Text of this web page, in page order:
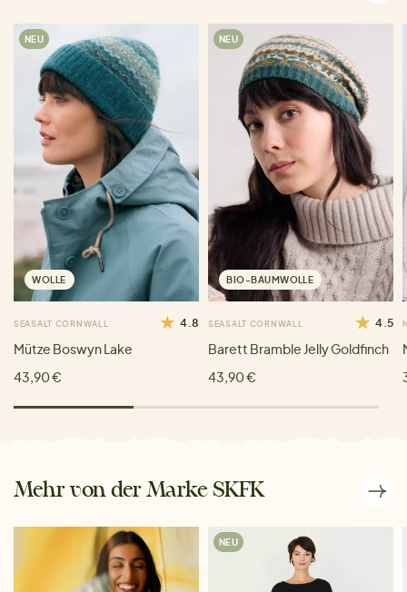
NEU
WOLLE
SEASALT CORNWALL 4.8
Mütze Boswyn Lake
43,90 €
NEU
BIO-BAUMWOLLE
SEASALT CORNWALL 4.5
Barett Bramble Jelly Goldfinch
43,90 €
Mehr von der Marke SKFK
NEU